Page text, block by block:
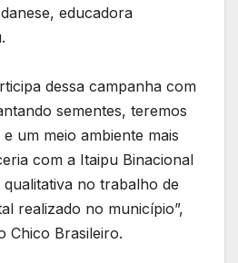
educadora
dessa campanha com
sementes, teremos
um meio ambiente mais
com a Itaipu Binacional
no trabalho de
realizado no município”,
Chico Brasileiro.